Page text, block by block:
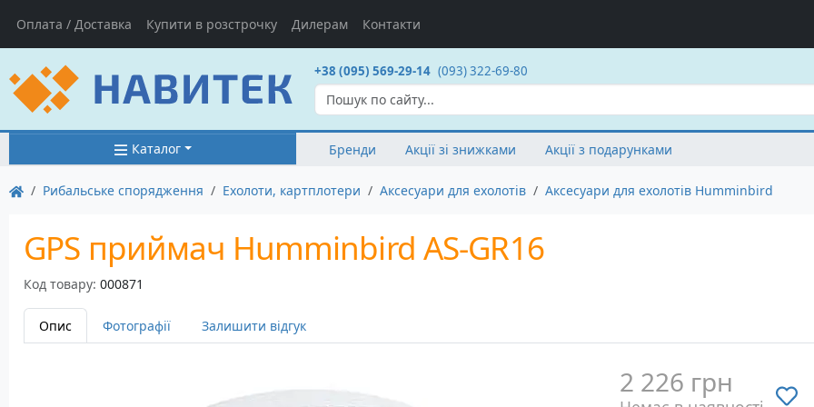
Оплата / Доставка Купити в розстрочку Дилерам Контакти
+38 (095) 569-29-14 (093) 322-69-80
Каталог Бренди Акції зі знижками Акції з подарунками
Рибальське спорядження Ехолоти, картплотери Аксесуари для ехолотів Аксесуари для ехолотів Humminbird
GPS приймач Humminbird AS-GR16
Код товару: 000871
Опис Фотографії Залишити відгук
2 226 грн